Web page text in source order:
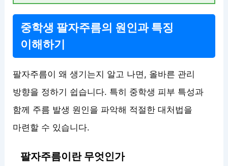
중학생 팔자주름의 원인과 특징
이해하기
팔자주름이 왜 생기는지 알고 나면, 올바른 관리
방향을 정하기 쉽습니다. 특히 중학생 피부 특성과
함께 주름 발생 원인을 파악해 적절한 대처법을
마련할 수 있습니다.
팔자주름이란 무엇인가